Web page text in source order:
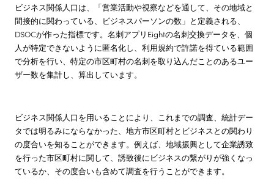
ビジネス関係人口は、「営業活動や視察などを通して、その地域と
間接的に関わっている、ビジネスパーソンの数」と定義される、
DSOCが作った指標です。名刺アプリEightの名刺交換データを、個
人が特定できないように匿名化し、利用規約で許諾を得ている範囲
で分析を行い、特定の市区町村の名刺を取り込んだことのあるユー
ザー数を集計し、算出しています。
ビジネス関係人口を用いることにより、これまでの調査、統計デー
タでは明るみにならなかった、地方市区町村とビジネスとの関わり
の度合いを知ることができます。例えば、地域振興として企業誘致
を行った市区町村に関して、誘致後にビジネスの繋がりが強くなっ
ているか、その度合いも含めて調査を行うことができます。